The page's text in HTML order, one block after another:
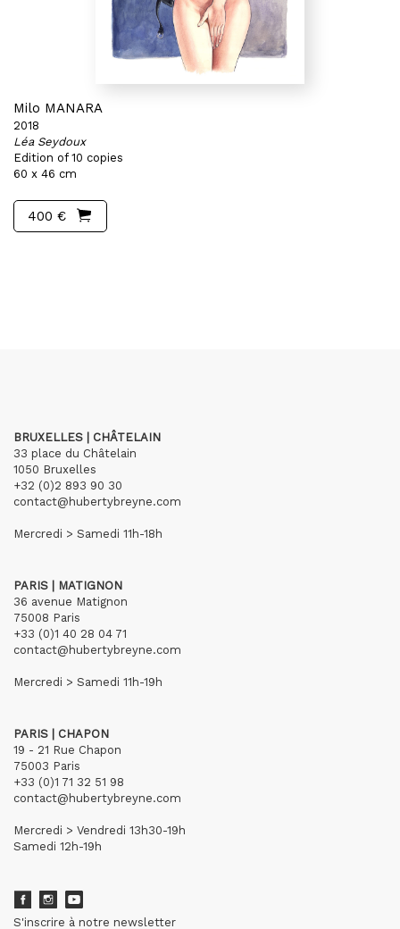
Milo MANARA
2018
Léa Seydoux
Edition of 10 copies
60 x 46 cm
400 €
BRUXELLES | CHÂTELAIN
33 place du Châtelain
1050 Bruxelles
+32 (0)2 893 90 30
contact@hubertybreyne.com
Mercredi > Samedi 11h-18h
PARIS | MATIGNON
36 avenue Matignon
75008 Paris
+33 (0)1 40 28 04 71
contact@hubertybreyne.com
Mercredi > Samedi 11h-19h
PARIS | CHAPON
19 - 21 Rue Chapon
75003 Paris
+33 (0)1 71 32 51 98
contact@hubertybreyne.com
Mercredi > Vendredi 13h30-19h
Samedi 12h-19h
S'inscrire à notre newsletter